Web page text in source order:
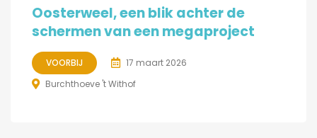
Oosterweel, een blik achter de
schermen van een megaproject
VOORBIJ
17 maart 2026
Burchthoeve 't Withof